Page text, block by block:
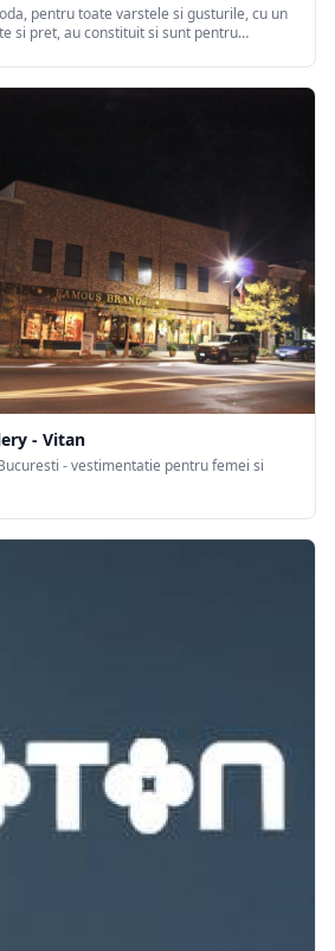
pentru toate varstele si gusturile, cu un
si pret, au constituit si sunt pentru
din momentul deschiderii
in Oradea si pana in clipa de fata.
- Vitan
- vestimentatie pentru femei si